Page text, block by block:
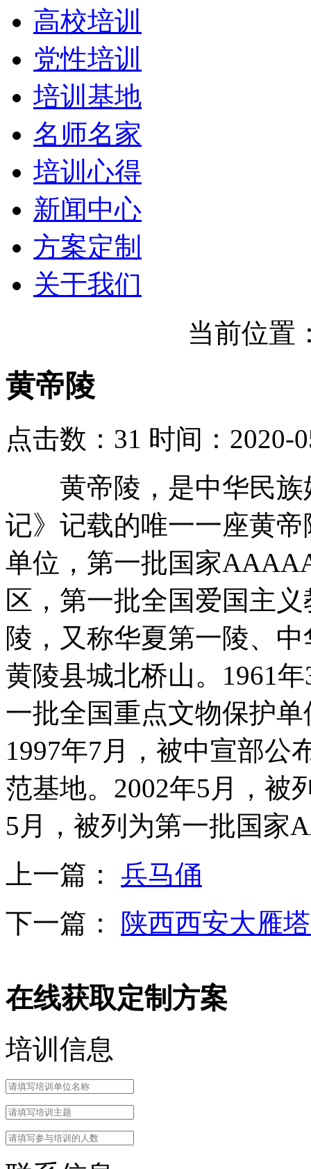
高校培训
党性培训
培训基地
名师名家
培训心得
新闻中心
方案定制
关于我们
当前位置
黄帝陵
点击数：31 时间：2020-
黄帝陵，是中华民族
记》记载的唯一一座黄
单位，第一批国家
区，第一批全国爱国主
陵，又称华夏第一陵、
黄陵县城北桥山。1961
一批全国重点文物保护
1997年7月，被中宣部公
范基地。2002年5月，被
5月，被列为第一批国家
上一篇： 兵马俑
下一篇： 陕西西安大雁
在线获取定制方案
培训信息